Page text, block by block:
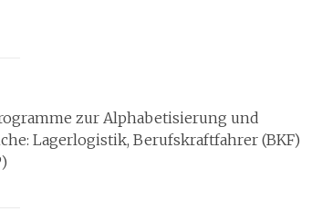
zur Alphabetisierung und
Lagerlogistik, Berufskraftfahrer (BKF)